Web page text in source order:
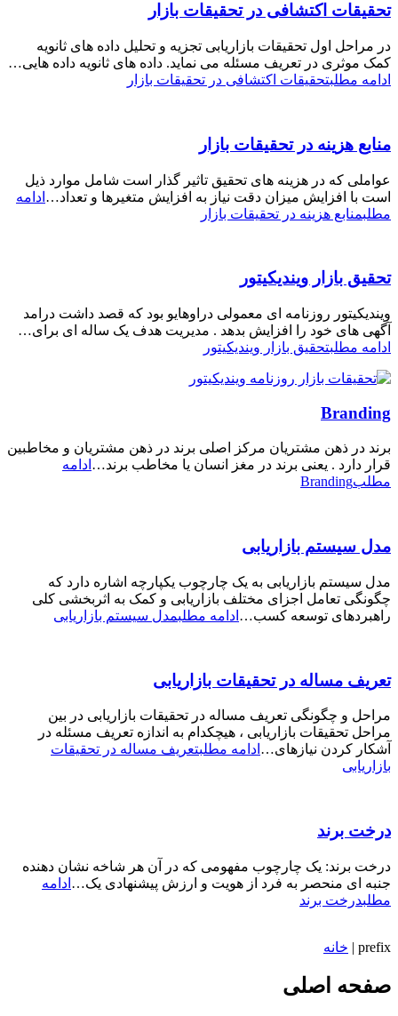
تحقیقات اکتشافی در تحقیقات بازار
در مراحل اول تحقیقات بازاریابی تجزیه و تحلیل داده های ثانویه
کمک موثری در تعریف مسئله می نماید. داده های ثانویه داده هایی…
ادامه مطلبتحقیقات اکتشافی در تحقیقات بازار
منابع هزینه در تحقیقات بازار
عواملی که در هزینه های تحقیق تاثیر گذار است شامل موارد ذیل
است با افزایش میزان دقت نیاز به افزایش متغیرها و تعداد… ادامه
مطلبمنابع هزینه در تحقیقات بازار
تحقیق بازار ویندیکیتور
ویندیکیتور روزنامه ای معمولی دراوهایو بود که قصد داشت درامد
آگهی های خود را افزایش بدهد . مدیریت هدف یک ساله ای برای…
ادامه مطلبتحقیق بازار ویندیکیتور
Branding
برند در ذهن مشتریان مرکز اصلی برند در ذهن مشتریان و مخاطبین
قرار دارد . یعنی برند در مغز انسان یا مخاطب برند… ادامه
مطلبBranding
مدل سیستم بازاریابی
مدل سیستم بازاریابی به یک چارچوب یکپارچه اشاره دارد که
چگونگی تعامل اجزای مختلف بازاریابی و کمک به اثربخشی کلی
راهبردهای توسعه کسب… ادامه مطلبمدل سیستم بازاریابی
تعریف مساله در تحقیقات بازاریابی
مراحل و چگونگی تعریف مساله در تحقیقات بازاریابی در بین
مراحل تحقیقات بازاریابی ، هیچکدام به اندازه تعریف مسئله در
آشکار کردن نیازهای… ادامه مطلبتعریف مساله در تحقیقات
بازاریابی
درخت برند
درخت برند: یک چارچوب مفهومی که در آن هر شاخه نشان دهنده
جنبه ای منحصر به فرد از هویت و ارزش پیشنهادی یک… ادامه
مطلبدرخت برند
prefix
| خانه
صفحه اصلی